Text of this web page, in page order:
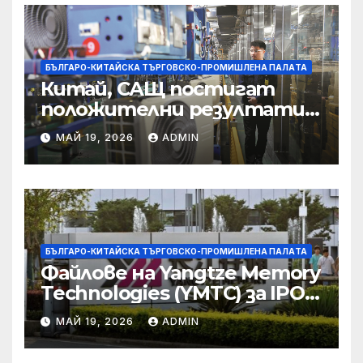
корпоративната
престъпност
БЪЛГАРО-КИТАЙСКА ТЪРГОВСКО-ПРОМИШЛЕНА ПАЛAТА
Китай, САЩ постигат
положителни резултати в
икономическите и
търговски консултации:
министерство
МАЙ 19, 2026 ADMIN
БЪЛГАРО-КИТАЙСКА ТЪРГОВСКО-ПРОМИШЛЕНА ПАЛAТА
Файлове на Yangtze Memory
Technologies (YMTC) за IPO
на STAR Market
МАЙ 19, 2026 ADMIN